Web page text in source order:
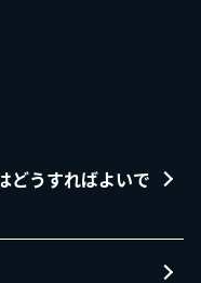
どうすればよいで